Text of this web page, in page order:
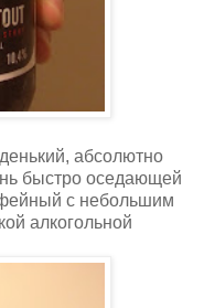
абсолютно
быстро оседающей
с небольшим
алкогольной